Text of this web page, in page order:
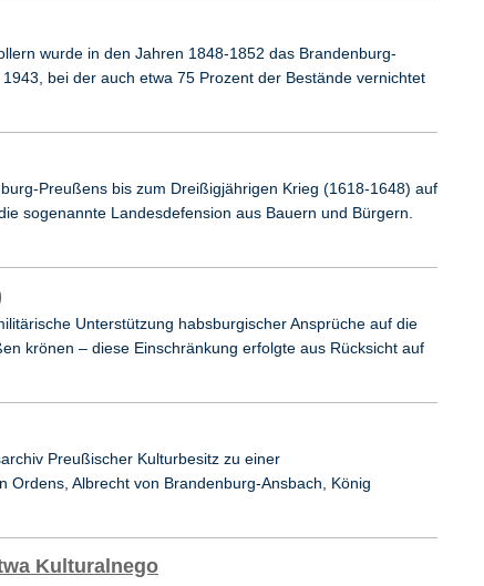
wurde in den Jahren 1848-1852 das Brandenburg-
bei der auch etwa 75 Prozent der Bestände vernichtet
Preußens bis zum Dreißigjährigen Krieg (1618-1648) auf
sogenannte Landesdefension aus Bauern und Bürgern.
Unterstützung habsburgischer Ansprüche auf die
krönen – diese Einschränkung erfolgte aus Rücksicht auf
Preußischer Kulturbesitz zu einer
Ordens, Albrecht von Brandenburg-Ansbach, König
Kulturalnego